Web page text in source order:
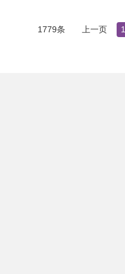
1779条 上一页 1